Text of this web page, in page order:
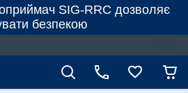
SIG-RRC дозволяє
безпекою